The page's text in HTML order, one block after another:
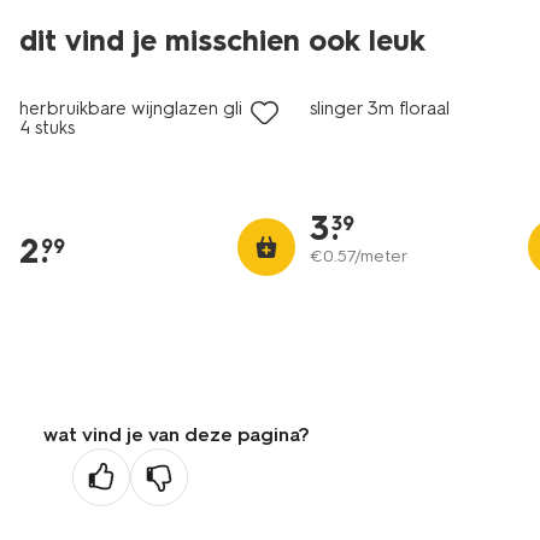
dit vind je misschien ook leuk
herbruikbare wijnglazen glitter -
4 stuks
2.
99
slinger 3m floraal
3.
39
€0.57/meter
wat vind je van deze pagina?